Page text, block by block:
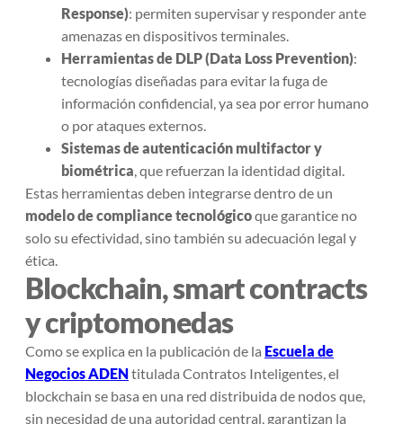
Response): permiten supervisar y responder ante
amenazas en dispositivos terminales.
Herramientas de DLP (Data Loss Prevention):
tecnologías diseñadas para evitar la fuga de
información confidencial, ya sea por error humano
o por ataques externos.
Sistemas de autenticación multifactor y
biométrica, que refuerzan la identidad digital.
Estas herramientas deben integrarse dentro de un
modelo de compliance tecnológicoque garantice no
solo su efectividad, sino también su adecuación legal y
ética.
Blockchain, smart contracts
y criptomonedas
Como se explica en la publicación de la Escuela de
Negocios ADENtitulada Contratos Inteligentes, el
blockchain se basa en una red distribuida de nodos que,
sin necesidad de una autoridad central, garantizan la